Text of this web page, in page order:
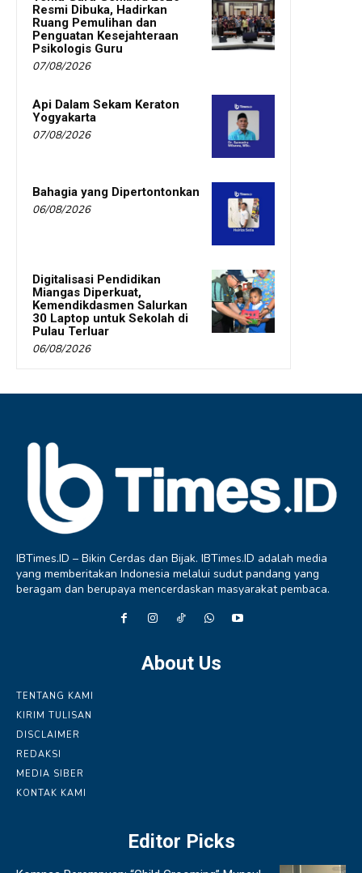
Resmi Dibuka, Hadirkan
Ruang Pemulihan dan
Penguatan Kesejahteraan
Psikologis Guru
07/08/2026
Api Dalam Sekam Keraton
Yogyakarta
07/08/2026
Bahagia yang Dipertontonkan
06/08/2026
Digitalisasi Pendidikan
Miangas Diperkuat,
Kemendikdasmen Salurkan
30 Laptop untuk Sekolah di
Pulau Terluar
06/08/2026
IBTimes.ID – Bikin Cerdas dan Bijak. IBTimes.ID adalah media
yang memberitakan Indonesia melalui sudut pandang yang
beragam dan berupaya mencerdaskan masyarakat pembaca.
About Us
TENTANG KAMI
KIRIM TULISAN
DISCLAIMER
REDAKSI
MEDIA SIBER
KONTAK KAMI
Editor Picks